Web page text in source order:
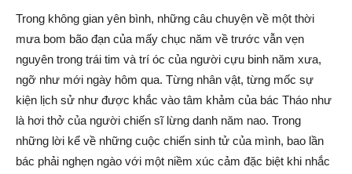
Trong không gian yên bình, những câu chuyện về một thời
mưa bom bão đạn của mấy chục năm về trước vẫn vẹn
nguyên trong trái tim và trí óc của người cựu binh năm xưa,
ngỡ như mới ngày hôm qua. Từng nhân vật, từng mốc sự
kiện lịch sử như được khắc vào tâm khảm của bác Tháo như
là hơi thở của người chiến sĩ lừng danh năm nao. Trong
những lời kể về những cuộc chiến sinh tử của mình, bao lần
bác phải nghẹn ngào với một niềm xúc cảm đặc biệt khi nhắc